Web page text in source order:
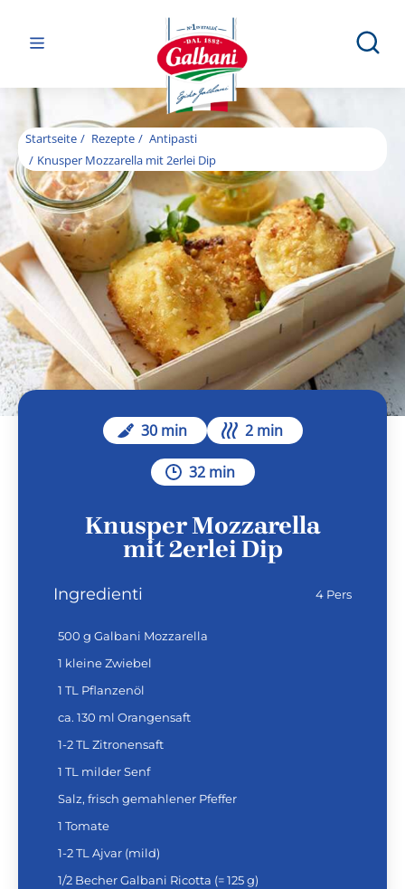
Startseite Rezepte
Antipasti
Knusper Mozzarella mit 2erlei Dip
30 min 2 min
32 min
Knusper Mozzarella
mit 2erlei Dip
Ingredienti 4 Pers
500 g Galbani Mozzarella
1 kleine Zwiebel
1 TL Pflanzenöl
ca. 130 ml Orangensaft
1-2 TL Zitronensaft
1 TL milder Senf
Salz, frisch gemahlener Pfeffer
1 Tomate
1-2 TL Ajvar (mild)
1/2 Becher Galbani Ricotta (= 125 g)